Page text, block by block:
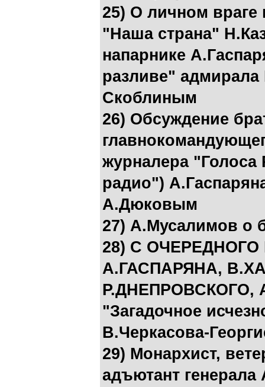
25) О личном враге
"Наша страна"
напарнике
разливе" адмирала
Скоблиным
26) Обсуждение
журналера "Голоса
радио")
А.Дюковым
27) А.Мусалимов о
28) С
А.ГАСПАРЯНА,
Р.ДНЕПРОВСКОГО,
"Загадочное
В.Черкасова-
29) Монархист,
адъютант